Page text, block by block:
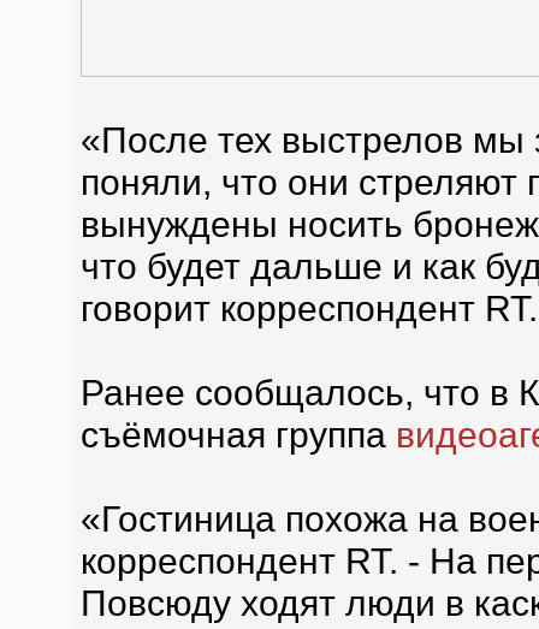
«После тех выстрелов мы
поняли, что они
вынуждены носить
что будет дальше и как
говорит корреспондент RT.
Ранее сообщалось, что в
съёмочная группа
«Гостиница похожа на
корреспондент RT. - На
Повсюду ходят люди в